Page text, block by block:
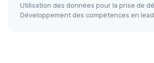
Utilisation des données pour la prise de
Développement des compétences en